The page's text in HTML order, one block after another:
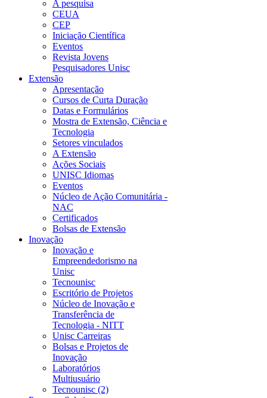
A pesquisa
CEUA
CEP
Iniciação Científica
Eventos
Revista Jovens
Pesquisadores Unisc
Extensão
Apresentação
Cursos de Curta Duração
Datas e Formulários
Mostra de Extensão, Ciência e
Tecnologia
Setores vinculados
A Extensão
Ações Sociais
UNISC Idiomas
Eventos
Núcleo de Ação Comunitária -
NAC
Certificados
Bolsas de Extensão
Inovação
Inovação e
Empreendedorismo na
Unisc
Tecnounisc
Escritório de Projetos
Núcleo de Inovação e
Transferência de
Tecnologia - NITT
Unisc Carreiras
Bolsas e Projetos de
Inovação
Laboratórios
Multiusuário
Tecnounisc (2)